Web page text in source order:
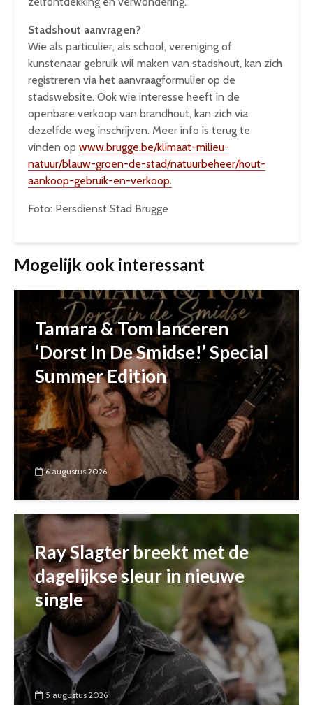
Stadshout aanvragen?
Wie als particulier, als school, vereniging of
kunstenaar gebruik wil maken van stadshout, kan zich
registreren via het aanvraagformulier op de
stadswebsite. Ook wie interesse heeft in de
openbare verkoop van brandhout, kan zich via
dezelfde weg inschrijven. Meer info is terug te
vinden op www.brugge.be/klimaat-milieu-
natuur/blauw-groen-de-stad/natuurbeheer/hout-
aankoop-gebruik-en-verkoop.
Foto: Persdienst Stad Brugge
Mogelijk ook interessant
Tamara & Tom lanceren
‘Dorst In De Smidse!’ Special
Summer Edition
6 augustus 2026
Ray Slagter breekt met de
dagelijkse sleur in nieuwe
single
5 augustus 2026